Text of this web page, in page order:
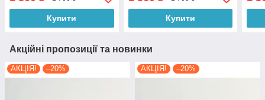
Купити Купити
Акційні пропозиції та новинки
АКЦІЯ! –20% АКЦІЯ! –20%